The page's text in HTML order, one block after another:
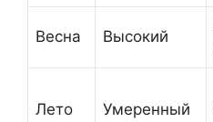
Весна Высокий
Лето Умеренный